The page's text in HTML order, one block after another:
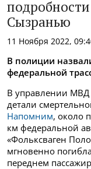
Сызранью
11 Ноября 2022,
В полиции
федеральной
В управлении МВД
детали
Напомним, около
км федеральной
«Фольксваген
мгновенно
переднем